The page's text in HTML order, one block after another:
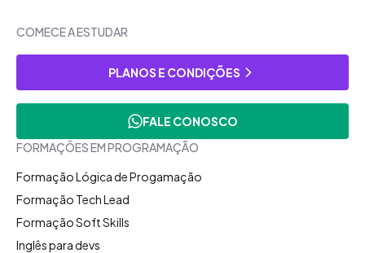
COMECE A ESTUDAR
PLANOS E CONDIÇÕES
FALE CONOSCO
FORMAÇÕES EM PROGRAMAÇÃO
Formação Lógica de Progamação
Formação Tech Lead
Formação Soft Skills
Inglês para devs